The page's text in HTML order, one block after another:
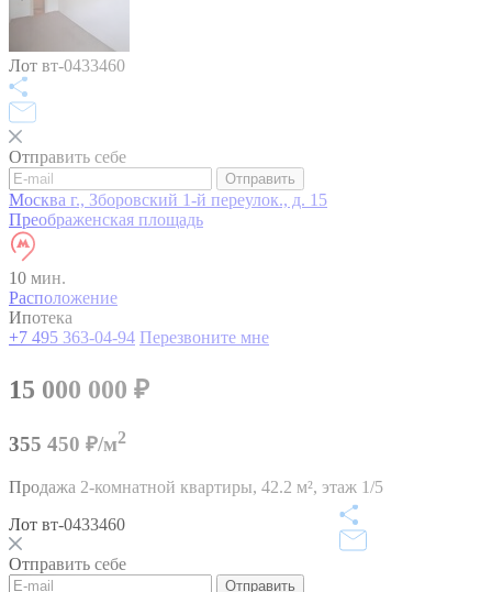
Лот вт-0433460
Отправить себе
Отправить
Москва г., Зборовский 1-й переулок., д. 15
Преображенская площадь
10 мин.
Расположение
Ипотека
+7 495 363-04-94 Перезвоните мне
15 000 000 ₽
355 450 ₽/м2
Продажа 2-комнатной квартиры, 42.2 м², этаж 1/5
Лот вт-0433460
Отправить себе
Отправить